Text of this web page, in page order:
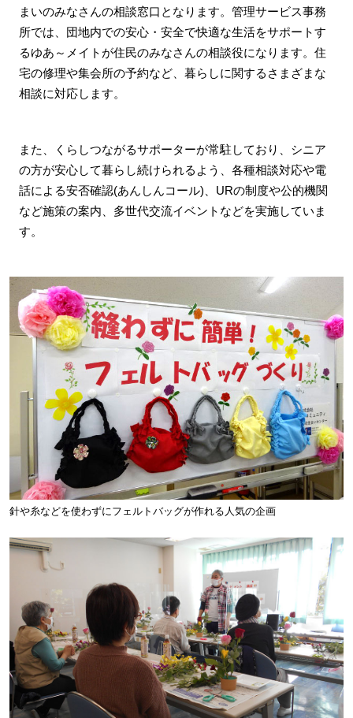
まいのみなさんの相談窓口となります。管理サービス事務
所では、団地内での安心・安全で快適な生活をサポートす
るゆあ～メイトが住民のみなさんの相談役になります。住
宅の修理や集会所の予約など、暮らしに関するさまざまな
相談に対応します。
また、くらしつながるサポーターが常駐しており、シニア
の方が安心して暮らし続けられるよう、各種相談対応や電
話による安否確認(あんしんコール)、URの制度や公的機関
など施策の案内、多世代交流イベントなどを実施していま
す。
針や糸などを使わずにフェルトバッグが作れる人気の企画